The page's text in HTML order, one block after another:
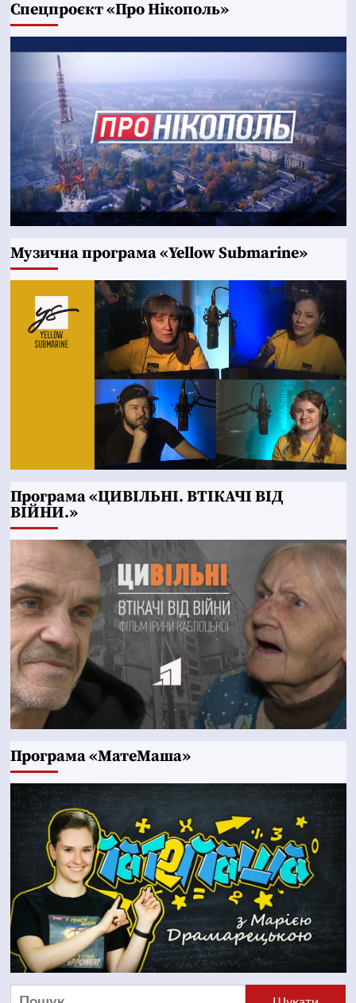
Cпецпроєкт «Про Нікополь»
Музична програма «Yellow Submarine»
Програма «ЦИВІЛЬНІ. ВТІКАЧІ ВІД
ВІЙНИ.»
Програма «МатеМаша»
Пошук: